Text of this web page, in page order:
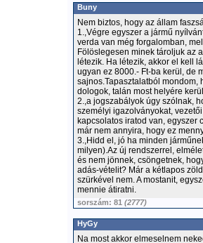
Buny
Nem biztos, hogy az állam
1.,Végre egyszer a jármű
verda van még forgalomban,
Fölöslegesen minek tároljuk az
létezik. Ha létezik, akkor el kell
ugyan ez 8000.- Ft-ba kerül, de
sajnos.Tapasztalatból mondom,
dologok, talán most helyére
2.,a jogszabályok úgy szólnak,
személyi igazolványokat,
kapcsolatos iratod van, egyszer
már nem annyira, hogy ez
3.,Hidd el, jó ha minden
milyen).Az új rendszerrel,
és nem jönnek, csöngetnek,
adás-vételit? Már a kétlapos
szürkével nem. A mostanit,
mennie átiratni.
sorszám: 81 (2777)
HyGy
Na most akkor elmeselnem